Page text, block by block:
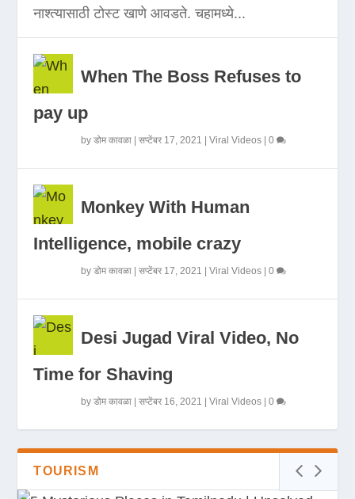
नाश्त्यासाठी टोस्ट खाणे आवडते. चहामध्ये...
When The Boss Refuses to
pay up
byडोम कावळा |सप्टेंबर 17, 2021 |Viral Videos |0
Monkey With Human
Intelligence, mobile crazy
byडोम कावळा |सप्टेंबर 17, 2021 |Viral Videos |0
Desi Jugad Viral Video, No
Time for Shaving
byडोम कावळा |सप्टेंबर 16, 2021 |Viral Videos |0
TOURISM